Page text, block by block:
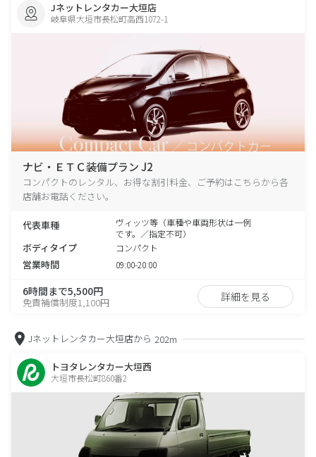
Jネットレンタカー大垣店
岐阜県大垣市長松町高西1072-1
ナビ・ＥＴＣ装備プラン J2
コンパクトのレンタル、お得な割引料金、ご予約はこちらから各
店舗お電話ください。
代表車種
ヴィッツ等（車種や車両形状は一例
です。／指定不可）
ボディタイプ コンパクト
営業時間 09:00-20:00
6時間まで5,500円
免責補償制度1,100円 詳細を見る
Jネットレンタカー大垣店から 202m
トヨタレンタカー大垣西
大垣市長松町860番2